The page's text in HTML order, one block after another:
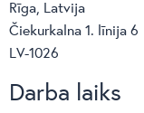
Rīga, Latvija
Čiekurkalna 1. līnija 6
LV-1026
Darba laiks